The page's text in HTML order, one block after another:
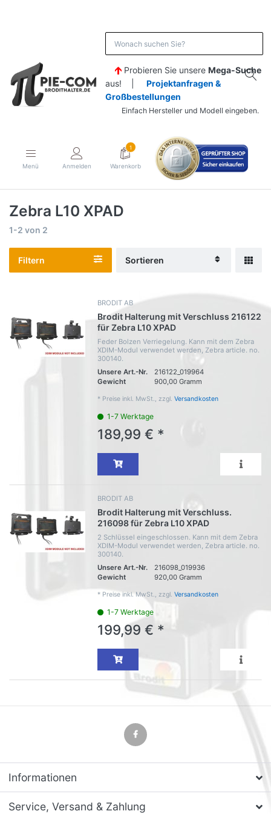
Probieren Sie unsere Mega-Suche
aus! | Projektanfragen &
Großbestellungen
Einfach Hersteller und Modell eingeben.
Menü Anmelden
1
Warenkorb
Zebra L10 XPAD
1-2 von 2
Filtern Sortieren
BRODIT AB
Brodit Halterung mit Verschluss 216122
für Zebra L10 XPAD
Feder Bolzen Verriegelung. Kann mit dem Zebra
XDIM-Modul verwendet werden, Zebra article. no.
300140.
Unsere Art.-Nr.
216122_019964
Gewicht
900,00 Gramm
* Preise inkl. MwSt., zzgl. Versandkosten
1-7 Werktage
189,99 € *
BRODIT AB
Brodit Halterung mit Verschluss.
216098 für Zebra L10 XPAD
2 Schlüssel eingeschlossen. Kann mit dem Zebra
XDIM-Modul verwendet werden, Zebra article. no.
300140.
Unsere Art.-Nr.
216098_019936
Gewicht
920,00 Gramm
* Preise inkl. MwSt., zzgl. Versandkosten
1-7 Werktage
199,99 € *
Informationen
Service, Versand & Zahlung